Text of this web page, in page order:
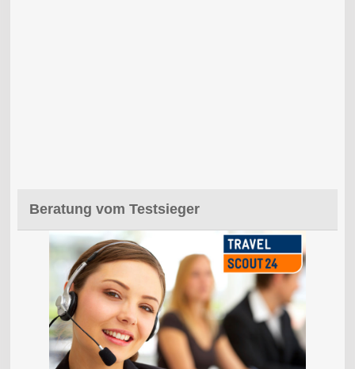
Beratung vom Testsieger